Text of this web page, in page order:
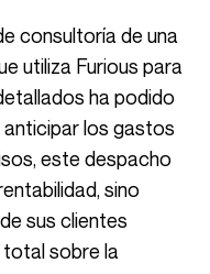
utiliza Furious para
ha podido
anticipar los gastos
este despacho
sino
sus clientes
sobre la